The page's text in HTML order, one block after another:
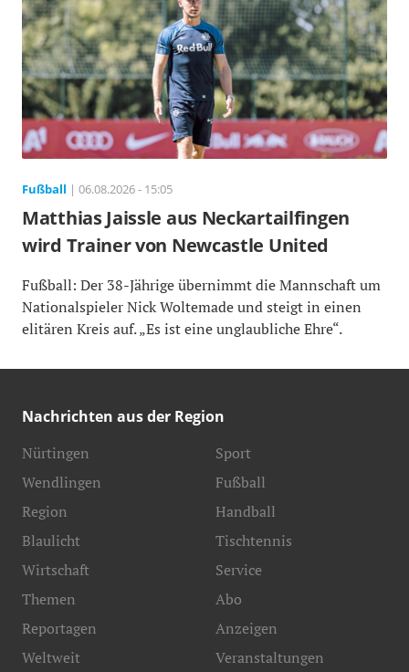
Fußball | 06.08.2026 - 15:05
Matthias Jaissle aus Neckartailfingen
wird Trainer von Newcastle United
Fußball: Der 38-Jährige übernimmt die Mannschaft um
Nationalspieler Nick Woltemade und steigt in einen
elitären Kreis auf. „Es ist eine unglaubliche Ehre“.
Nachrichten aus der Region
Nürtingen
Wendlingen
Region
Blaulicht
Sport
Fußball
Handball
Tischtennis
Wirtschaft
Themen
Reportagen
Weltweit
Service
Abo
Anzeigen
Veranstaltungen